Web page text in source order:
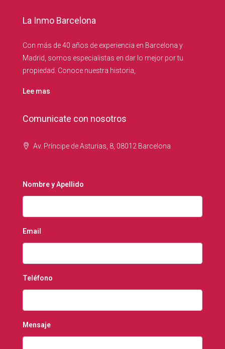
La Inmo Barcelona
Con más de 40 años de experiencia en Barcelona y
Madrid, somos especialistas en dar lo mejor por tu
propiedad. Conoce nuestra historia,
Lee mas
Comunicate con nosotros
Av. Príncipe de Asturias, 8, 08012 Barcelona
Nombre y Apellido
Email
Teléfono
Mensaje